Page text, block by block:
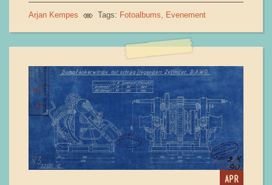
Arjan Kempes Tags: Fotoalbums Evenement
apr